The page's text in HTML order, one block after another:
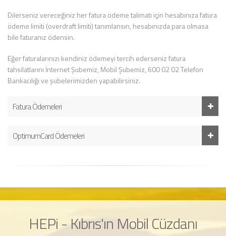
Dilerseniz vereceğiniz her fatura ödeme talimatı için hesabınıza fatura
ödeme limiti (overdraft limiti) tanımlansın, hesabınızda para olmasa
bile faturanız ödensin.
Eğer faturalarınızı kendiniz ödemeyi tercih ederseniz fatura
tahsilatlarını İnternet Şubemiz, Mobil Şubemiz, 600 02 02 Telefon
Bankacılığı ve şubelerimizden yapabilirsiniz.
Fatura Ödemeleri
OptimumCard Ödemeleri
HEPi - Kıbrıs'ın Mobil Cüzdanı